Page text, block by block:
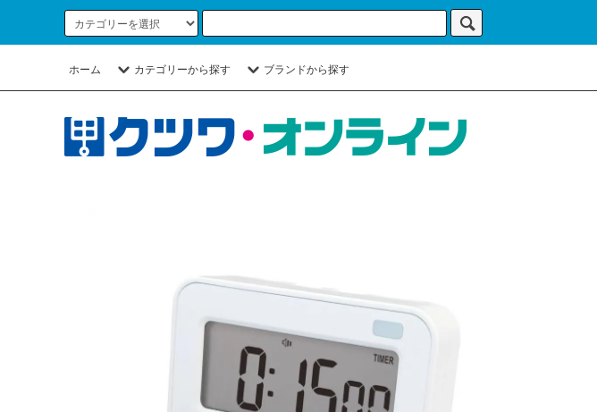
ホーム カテゴリーから探す ブランドから探す